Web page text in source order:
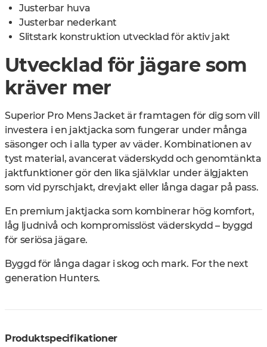
Justerbar huva
Justerbar nederkant
Slitstark konstruktion utvecklad för aktiv jakt
Utvecklad för jägare som
kräver mer
Superior Pro Mens Jacket är framtagen för dig som vill
investera i en jaktjacka som fungerar under många
säsonger och i alla typer av väder. Kombinationen av
tyst material, avancerat väderskydd och genomtänkta
jaktfunktioner gör den lika självklar under älgjakten
som vid pyrschjakt, drevjakt eller långa dagar på pass.
En premium jaktjacka som kombinerar hög komfort,
låg ljudnivå och kompromisslöst väderskydd – byggd
för seriösa jägare.
Byggd för långa dagar i skog och mark. For the next
generation Hunters.
Produktspecifikationer